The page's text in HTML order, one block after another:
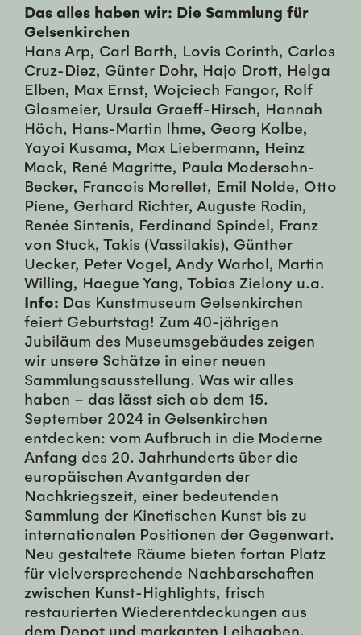
Das alles haben wir: Die Sammlung für
Gelsenkirchen
Hans Arp, Carl Barth, Lovis Corinth, Carlos
Cruz-Diez, Günter Dohr, Hajo Drott, Helga
Elben, Max Ernst, Wojciech Fangor, Rolf
Glasmeier, Ursula Graeff-Hirsch, Hannah
Höch, Hans-Martin Ihme, Georg Kolbe,
Yayoi Kusama, Max Liebermann, Heinz
Mack, René Magritte, Paula Modersohn-
Becker, Francois Morellet, Emil Nolde, Otto
Piene, Gerhard Richter, Auguste Rodin,
Renée Sintenis, Ferdinand Spindel, Franz
von Stuck, Takis (Vassilakis), Günther
Uecker, Peter Vogel, Andy Warhol, Martin
Willing, Haegue Yang, Tobias Zielony u.a.
Info: Das Kunstmuseum Gelsenkirchen
feiert Geburtstag! Zum 40-jährigen
Jubiläum des Museumsgebäudes zeigen
wir unsere Schätze in einer neuen
Sammlungsausstellung. Was wir alles
haben – das lässt sich ab dem 15.
September 2024 in Gelsenkirchen
entdecken: vom Aufbruch in die Moderne
Anfang des 20. Jahrhunderts über die
europäischen Avantgarden der
Nachkriegszeit, einer bedeutenden
Sammlung der Kinetischen Kunst bis zu
internationalen Positionen der Gegenwart.
Neu gestaltete Räume bieten fortan Platz
für vielversprechende Nachbarschaften
zwischen Kunst-Highlights, frisch
restaurierten Wiederentdeckungen aus
dem Depot und markanten Leihgaben.